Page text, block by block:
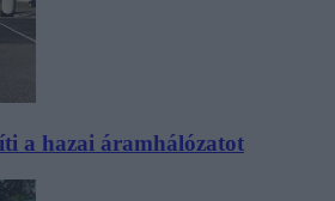
a hazai áramhálózatot